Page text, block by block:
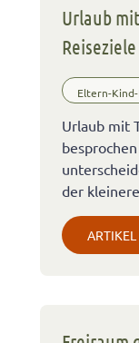
Urlaub
Reiseziele
Eltern-
Urlaub mit
der
ARTIKEL